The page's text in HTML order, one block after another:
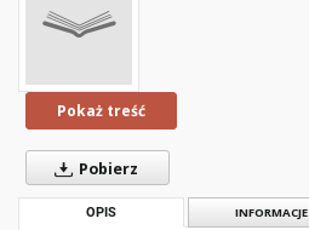
Pokaż treść
Pobierz
OPIS INFORMACJE